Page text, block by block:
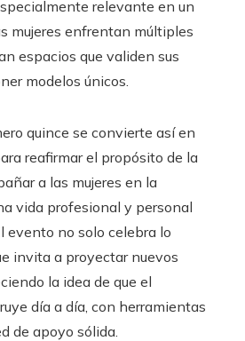
relevante en un
mujeres enfrentan múltiples
espacios que validen sus
modelos únicos.
quince se convierte así en
reafirmar el propósito de la
a las mujeres en la
vida profesional y personal
evento no solo celebra lo
invita a proyectar nuevos
la idea de que el
día a día, con herramientas
de apoyo sólida.